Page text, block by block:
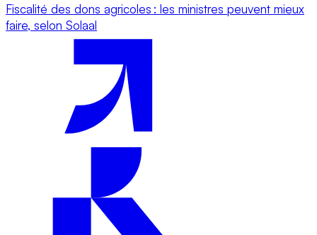
Fiscalité des dons agricoles : les ministres peuvent mieux
faire, selon Solaal